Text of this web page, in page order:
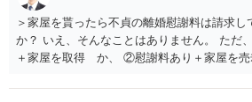
＞家屋を貰ったら不貞の離婚慰謝料は請求し
か？ いえ、そんなことはありません。 ただ
＋家屋を取得 か、 ②慰謝料あり＋家屋を売
なら、慰謝料代わりに不動産全部もらう、は